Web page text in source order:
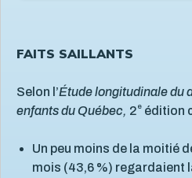
FAITS SAILLANTS
Selon l’Étude longitudinale du
enfants du Québec, 2 e édition
Un peu moins de la moitié
mois (43,6 %) regardaient